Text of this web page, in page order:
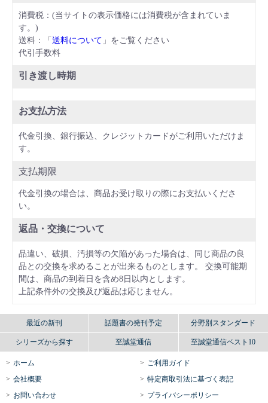
消費税：(当サイトの表示価格には消費税が含まれていま
す。)
送料：「 送料について 」をご覧ください
代引手数料
引き渡し時期
お支払方法
代金引換、銀行振込、クレジットカードがご利用いただけま
す。
支払期限
代金引換の場合は、商品お受け取りの際にお支払いくださ
い。
返品・交換について
品違い、破損、汚損等の欠陥があった場合は、同じ商品の良
品との交換を求めることが出来るものとします。 交換可能期
間は、商品の到着日を含め8日以内とします。
上記条件外の交換及び返品は応じません。
最近の新刊 話題書の発刊予定 分野別スタンダード
シリーズから探す 至誠堂通信 至誠堂通信ベスト10
ホーム
ご利用ガイド
会社概要
特定商取引法に基づく表記
お問い合わせ
プライバシーポリシー